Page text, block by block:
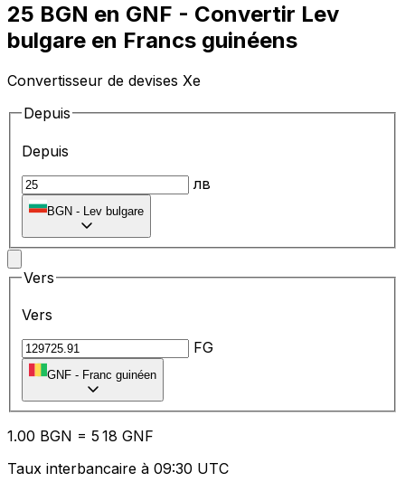
25 BGN en GNF - Convertir Lev
bulgare en Francs guinéens
Convertisseur de devises Xe
Depuis
Depuis
лв
BGN - Lev bulgare
Vers
Vers
FG
GNF - Franc guinéen
1.00 BGN = 5 18 GNF
Taux interbancaire à 09:30 UTC